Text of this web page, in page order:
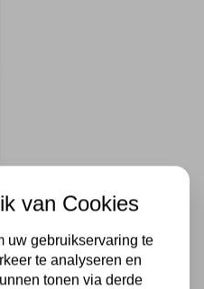
van Cookies
uw gebruikservaring te
te analyseren en
tonen via derde